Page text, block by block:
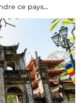
ce pays
aux plages du
cités historiques
une diversité
passé marqué
française et la
et traditions. Cet
du Vietnam,
conseils utiles et